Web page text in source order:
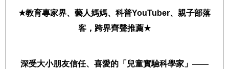
★教育專家界、藝人媽媽、科普YouTuber、親子部落
客，跨界齊聲推薦★
深受大小朋友信任、喜愛的「兒童實驗科學家」 ——